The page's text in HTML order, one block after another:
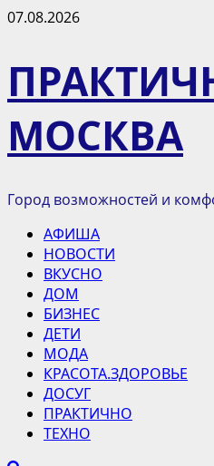
Перейти
07.08.2026
МОСКВА
Город возможностей и
Основное
меню
АФИША
НОВОСТИ
ВКУСНО
ДОМ
БИЗНЕС
ДЕТИ
МОДА
КРАСОТА.ЗДОРОВЬЕ
ДОСУГ
ПРАКТИЧНО
ТЕХНО